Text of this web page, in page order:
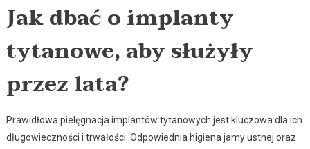
Jak dbać o implanty
tytanowe, aby służyły
przez lata?
Prawidłowa pielęgnacja implantów tytanowych jest kluczowa dla ich
długowieczności i trwałości. Odpowiednia higiena jamy ustnej oraz